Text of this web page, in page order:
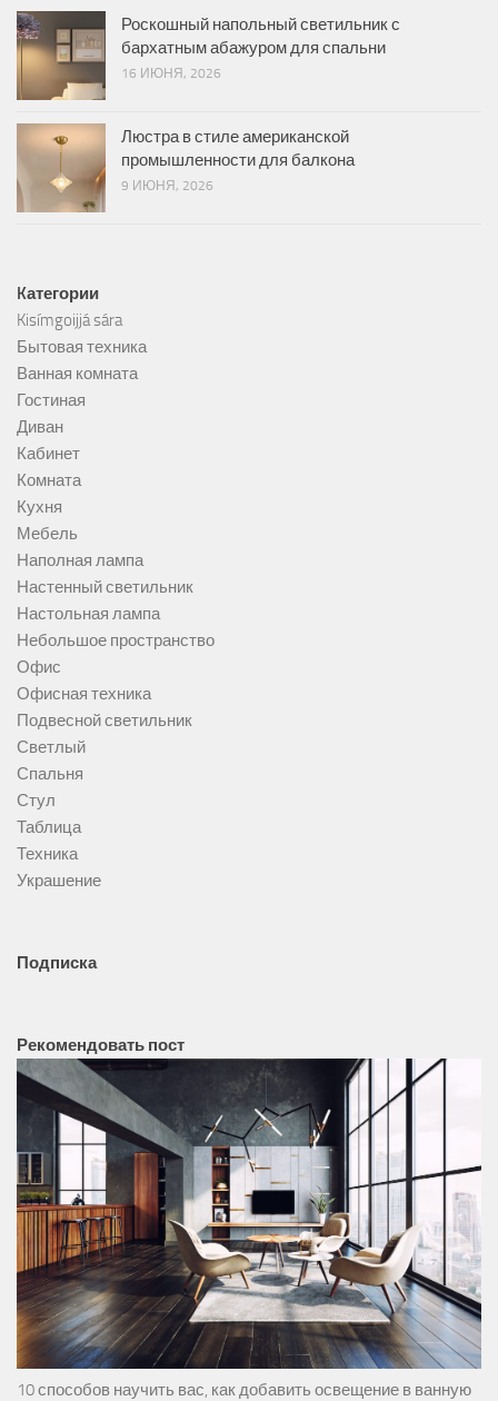
Роскошный напольный светильник с
бархатным абажуром для спальни
16 ИЮНЯ, 2026
Люстра в стиле американской
промышленности для балкона
9 ИЮНЯ, 2026
Kатегории
Kisímgoijjá sára
Бытовая техника
Ванная комната
Гостиная
Диван
Кабинет
Комната
Кухня
Мебель
Наполная лампа
Настенный светильник
Настольная лампа
Небольшое пространство
Офис
Офисная техника
Подвесной светильник
Светлый
Спальня
Стул
Таблица
Техника
Украшение
Подписка
Рекомендовать пост
10 способов научить вас, как добавить освещение в ванную